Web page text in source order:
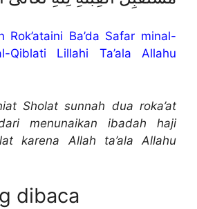
Rok’ataini Ba’da Safar minal-
Qiblati Lillahi Ta’ala Allahu
Sholat sunnah dua roka’at
menunaikan ibadah haji
karena Allah ta’ala Allahu
dibaca